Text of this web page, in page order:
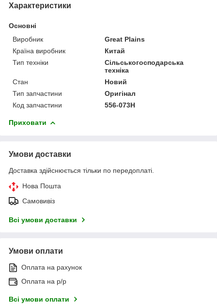
Характеристики
Основні
Виробник
Great Plains
Країна виробник
Китай
Тип техніки
Сільськогосподарська
техніка
Стан
Новий
Тип запчастини
Оригінал
Код запчастини
556-073H
Приховати
Умови доставки
Доставка здійснюється тільки по передоплаті.
Нова Пошта
Самовивіз
Всі умови доставки
Умови оплати
Оплата на рахунок
Оплата на р/р
Всі умови оплати